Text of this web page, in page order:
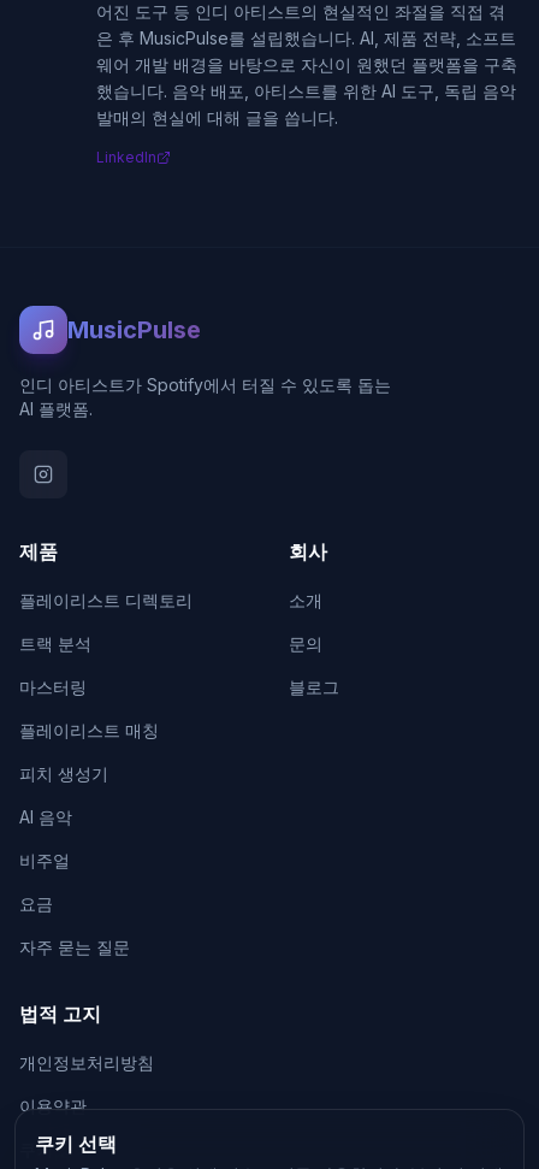
어진 도구 등 인디 아티스트의 현실적인 좌절을 직접 겪
은 후 MusicPulse를 설립했습니다. AI, 제품 전략, 소프트
웨어 개발 배경을 바탕으로 자신이 원했던 플랫폼을 구축
했습니다. 음악 배포, 아티스트를 위한 AI 도구, 독립 음악
발매의 현실에 대해 글을 씁니다.
LinkedIn
MusicPulse
인디 아티스트가 Spotify에서 터질 수 있도록 돕는
AI 플랫폼.
제품
플레이리스트 디렉토리
트랙 분석
마스터링
플레이리스트 매칭
피치 생성기
AI 음악
비주얼
요금
자주 묻는 질문
회사
소개
문의
블로그
법적 고지
개인정보처리방침
이용약관
쿠키 정책
쿠키 선택